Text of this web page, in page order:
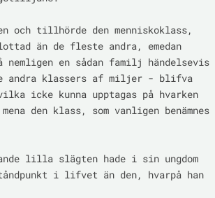
och tillhörde den menniskoklass,
än de fleste andra, emedan
nemligen en sådan familj händelsevis
andra klassers af miljer - blifva
icke kunna upptagas på hvarken
den klass, som vanligen benämnes
lilla slägten hade i sin ungdom
i lifvet än den, hvarpå han